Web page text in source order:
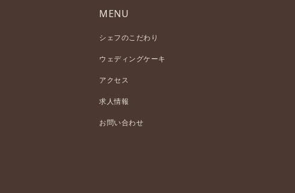
MENU
シェフのこだわり
ウェディングケーキ
アクセス
求人情報
お問い合わせ